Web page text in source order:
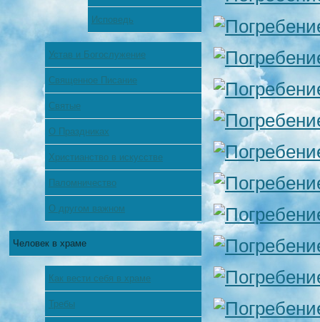
Исповедь
Устав и Богослужение
Священное Писание
Святые
О Праздниках
Христианство в искусстве
Паломничество
О другом важном
Человек в храме
Как вести себя в храме
Требы